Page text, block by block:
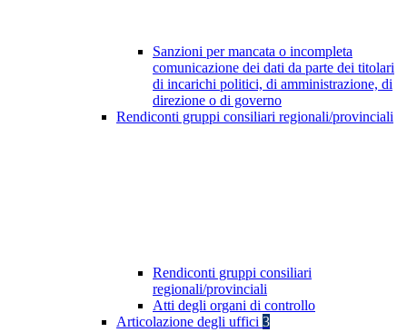
Sanzioni per mancata o incompleta
comunicazione dei dati da parte dei titolari
di incarichi politici, di amministrazione, di
direzione o di governo
Rendiconti gruppi consiliari regionali/provinciali
Rendiconti gruppi consiliari
regionali/provinciali
Atti degli organi di controllo
Articolazione degli uffici 3